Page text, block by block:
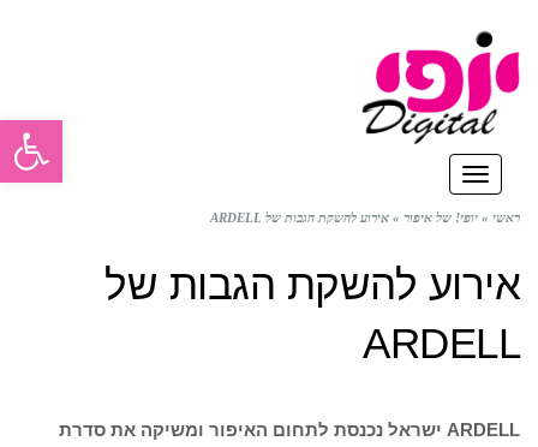
תפריט
ראשי » יופי! של איפור » אירוע להשקת הגבות של ARDELL
אירוע להשקת הגבות של
ARDELL
ARDELL ישראל נכנסת לתחום האיפור ומשיקה את סדרת
פתח